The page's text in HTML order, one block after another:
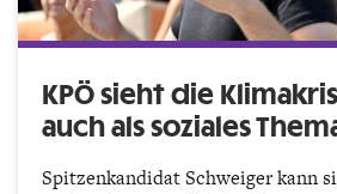
KPÖ sieht die
auch als soziales
Spitzenkandidat Schweiger kann